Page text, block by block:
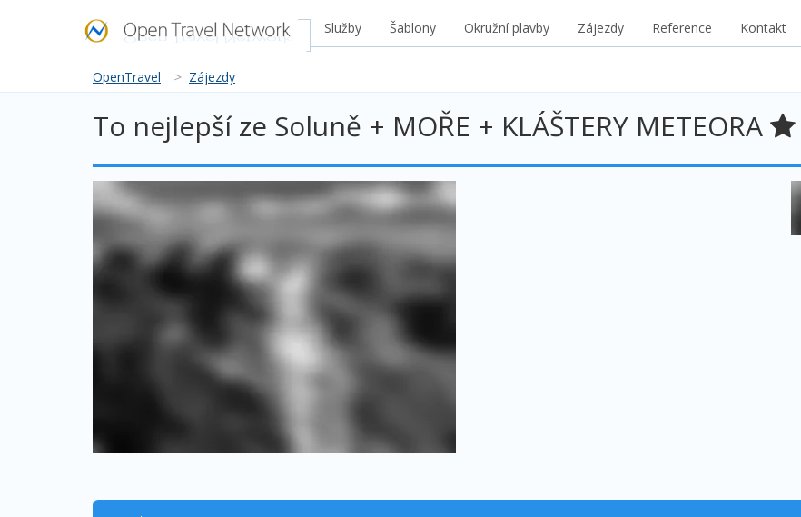
Služby Šablony Okružní plavby Zájezdy Reference Kontakt
OpenTravel > Zájezdy
To nejlepší ze Soluně + MOŘE + KLÁŠTERY METEORA